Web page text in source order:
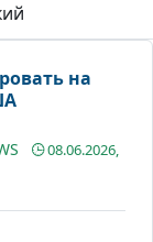
на
08.06.2026,